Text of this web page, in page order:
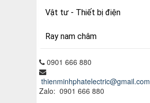
Vật tư - Thiết bị điện
Ray nam châm
0901 666 880
thienminhphatelectric@gmail.com
Zalo: 0901 666 880